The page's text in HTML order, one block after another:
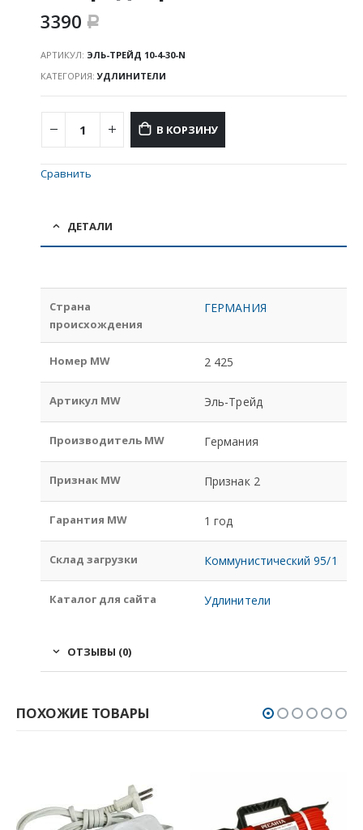
3390 Р
АРТИКУЛ: ЭЛЬ-ТРЕЙД 10-4-30-N
КАТЕГОРИЯ:УДЛИНИТЕЛИ
В КОРЗИНУ
Сравнить
ДЕТАЛИ
Страна
происхождения
ГЕРМАНИЯ
Номер MW 2 425
Артикул MW Эль-Трейд
Производитель MW Германия
Признак MW Признак 2
Гарантия MW 1 год
Склад загрузки Коммунистический 95/1
Каталог для сайта Удлинители
ОТЗЫВЫ (0)
ПОХОЖИЕ ТОВАРЫ